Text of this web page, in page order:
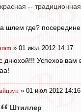
красная --
шлем где?
» 01 июл 2012 14:17
днюхой!!! Успехов вам
» 01 июл 2012 14:16
Штиллер